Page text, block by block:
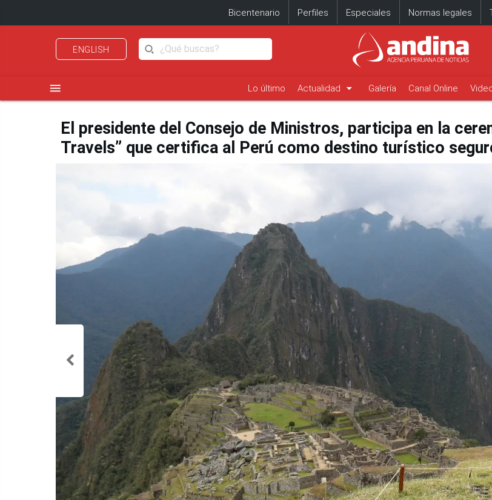
Bicentenario Perfiles Especiales Normas legales
ENGLISH
menu Lo último Actualidad arrow_drop_down Galería Canal Online
El presidente del Consejo de Ministros, participa en la
Travels” que certifica al Perú como destino turístico